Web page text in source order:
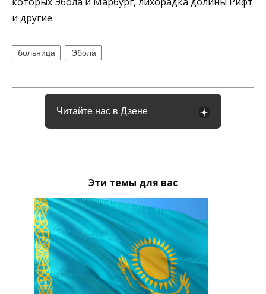
и другие.
больница Эбола
Читайте нас в Дзене
Эти темы для вас